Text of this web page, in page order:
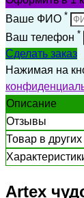
Ваше ФИО *
Ваш телефон *
Сделать заказ
Нажимая на
Описание
Отзывы
Товар в
Artex